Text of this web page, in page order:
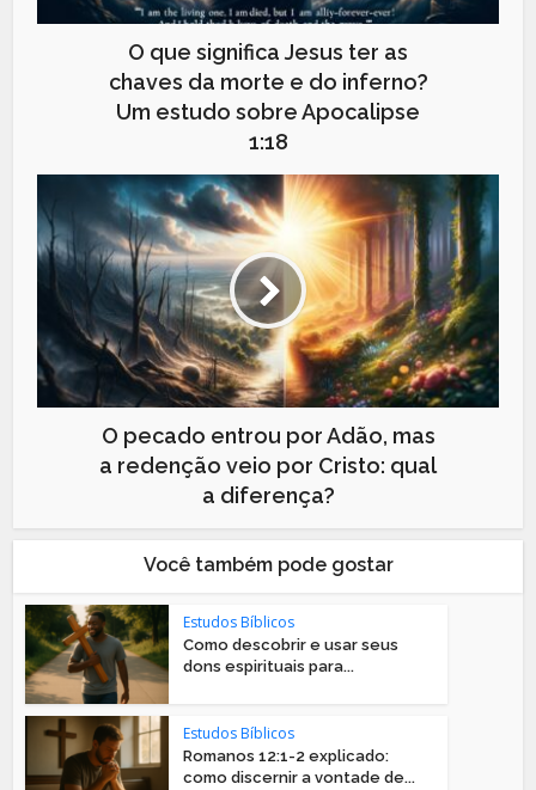
O que significa Jesus ter as
chaves da morte e do inferno?
Um estudo sobre Apocalipse
1:18
O pecado entrou por Adão, mas
a redenção veio por Cristo: qual
a diferença?
Você também pode gostar
Estudos Bíblicos
Como descobrir e usar seus
dons espirituais para...
Estudos Bíblicos
Romanos 12:1-2 explicado:
como discernir a vontade de...